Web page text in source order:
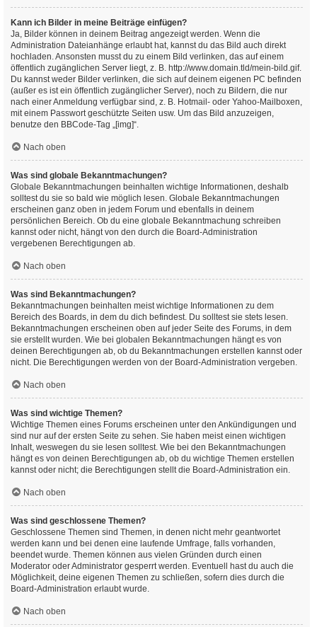
Kann ich Bilder in meine Beiträge einfügen?
Ja, Bilder können in deinem Beitrag angezeigt werden. Wenn die
Administration Dateianhänge erlaubt hat, kannst du das Bild auch direkt
hochladen. Ansonsten musst du zu einem Bild verlinken, das auf einem
öffentlich zugänglichen Server liegt, z. B. http://www.domain.tld/mein-bild.gif.
Du kannst weder Bilder verlinken, die sich auf deinem eigenen PC befinden
(außer es ist ein öffentlich zugänglicher Server), noch zu Bildern, die nur
nach einer Anmeldung verfügbar sind, z. B. Hotmail- oder Yahoo-Mailboxen,
mit einem Passwort geschützte Seiten usw. Um das Bild anzuzeigen,
benutze den BBCode-Tag „[img]“.
Nach oben
Was sind globale Bekanntmachungen?
Globale Bekanntmachungen beinhalten wichtige Informationen, deshalb
solltest du sie so bald wie möglich lesen. Globale Bekanntmachungen
erscheinen ganz oben in jedem Forum und ebenfalls in deinem
persönlichen Bereich. Ob du eine globale Bekanntmachung schreiben
kannst oder nicht, hängt von den durch die Board-Administration
vergebenen Berechtigungen ab.
Nach oben
Was sind Bekanntmachungen?
Bekanntmachungen beinhalten meist wichtige Informationen zu dem
Bereich des Boards, in dem du dich befindest. Du solltest sie stets lesen.
Bekanntmachungen erscheinen oben auf jeder Seite des Forums, in dem
sie erstellt wurden. Wie bei globalen Bekanntmachungen hängt es von
deinen Berechtigungen ab, ob du Bekanntmachungen erstellen kannst oder
nicht. Die Berechtigungen werden von der Board-Administration vergeben.
Nach oben
Was sind wichtige Themen?
Wichtige Themen eines Forums erscheinen unter den Ankündigungen und
sind nur auf der ersten Seite zu sehen. Sie haben meist einen wichtigen
Inhalt, weswegen du sie lesen solltest. Wie bei den Bekanntmachungen
hängt es von deinen Berechtigungen ab, ob du wichtige Themen erstellen
kannst oder nicht; die Berechtigungen stellt die Board-Administration ein.
Nach oben
Was sind geschlossene Themen?
Geschlossene Themen sind Themen, in denen nicht mehr geantwortet
werden kann und bei denen eine laufende Umfrage, falls vorhanden,
beendet wurde. Themen können aus vielen Gründen durch einen
Moderator oder Administrator gesperrt werden. Eventuell hast du auch die
Möglichkeit, deine eigenen Themen zu schließen, sofern dies durch die
Board-Administration erlaubt wurde.
Nach oben